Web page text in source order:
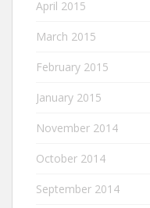
April 2015
March 2015
February 2015
January 2015
November 2014
October 2014
September 2014